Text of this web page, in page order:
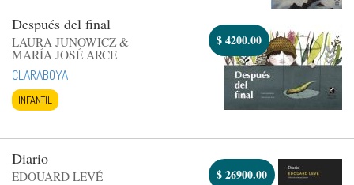
Después del final
LAURA JUNOWICZ &
MARÍA JOSÉ ARCE
CLARABOYA
INFANTIL
$4200.00
Diario
EDOUARD LEVÉ
$26900.00